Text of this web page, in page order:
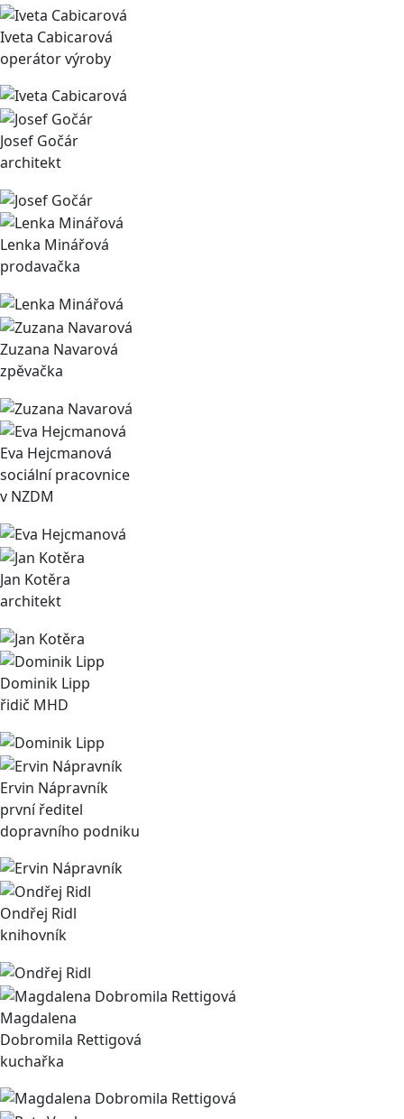
Iveta Cabicarová
operátor výroby
Josef Gočár
architekt
Lenka Minářová
prodavačka
Zuzana Navarová
zpěvačka
Eva Hejcmanová
sociální pracovnice
v NZDM
Jan Kotěra
architekt
Dominik Lipp
řidič MHD
Ervin Nápravník
první ředitel
dopravního podniku
Ondřej Ridl
knihovník
Magdalena
Dobromila Rettigová
kuchařka